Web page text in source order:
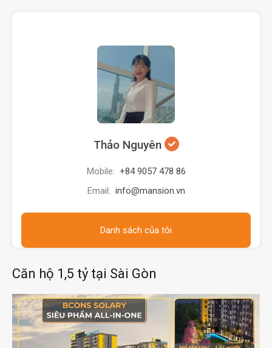
Thảo Nguyên
Mobile: +84 9057 478 86
Email: info@mansion.vn
Danh sách của tôi
Căn hộ 1,5 tỷ tại Sài Gòn